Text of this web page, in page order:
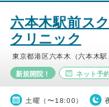
六本木駅前ス
クリニック
東京都港区六本木（六本木
新規開院！ ネット予
土曜（〜18:00）